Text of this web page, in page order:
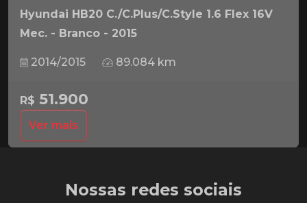
Hyundai HB20 C./C.Plus/C.Style 1.6 Flex 16V
Mec. - Branco - 2015
2014/2015 89.084 km
R$ 51.900
Ver mais
Nossas redes sociais